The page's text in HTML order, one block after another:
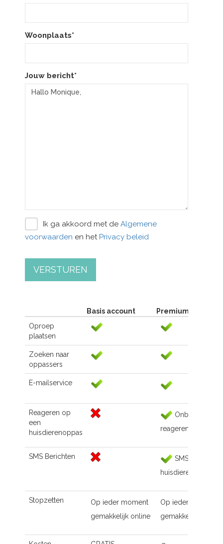
Woonplaats*
Jouw bericht*
Ik ga akkoord met de Algemene
voorwaarden en het Privacy beleid
VERSTUREN
Basis account
Premium account
Oproep
plaatsen
Zoeken naar
oppassers
E-mailservice
Reageren op
een
huisdierenoppas
Onbeperkt
reageren
SMS Berichten
SMS naar de
huisdierenoppas
Stopzetten
Op ieder moment
gemakkelijk online
Op ieder moment
gemakkelijk online